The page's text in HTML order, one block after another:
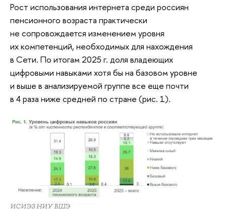
Рост использования интернета среди россиян
пенсионного возраста практически
не сопровождается изменением уровня
их компетенций, необходимых для нахождения
в Сети. По итогам 2025 г. доля владеющих
цифровыми навыками хотя бы на базовом уровне
и выше в анализируемой группе все еще почти
в 4 раза ниже средней по стране (рис. 1).
ИСИЭЗ НИУ ВШЭ